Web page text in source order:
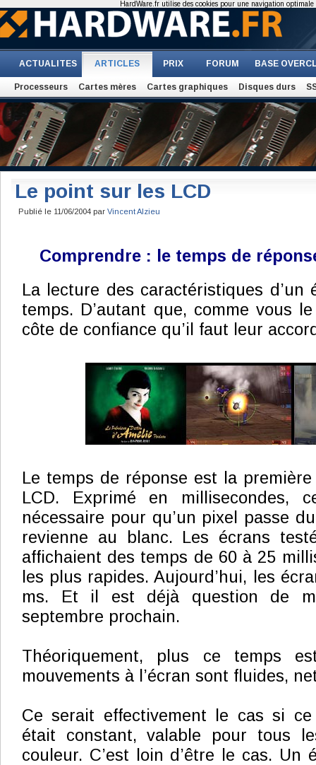
ACTUALITES ARTICLES PRIX FORUM BASE
Processeurs Cartes mères Cartes graphiques Disques durs
Le point sur les LCD
Publié le 11/06/2004 par Vincent Alzieu
Comprendre : le temps de
La lecture des caractéristiques d’un
temps. D’autant que, comme vous
côte de confiance qu’il faut leur
Le temps de réponse est la
LCD. Exprimé en millisecondes,
nécessaire pour qu’un pixel passe
revienne au blanc. Les écrans
affichaient des temps de 60 à 25
les plus rapides. Aujourd’hui, les
ms. Et il est déjà question de
septembre prochain.
Théoriquement, plus ce temps
mouvements à l’écran sont fluides,
Ce serait effectivement le cas si
était constant, valable pour tous
couleur. C’est loin d’être le cas. Un
HardWare.fr utilise des cookies pour une navigation